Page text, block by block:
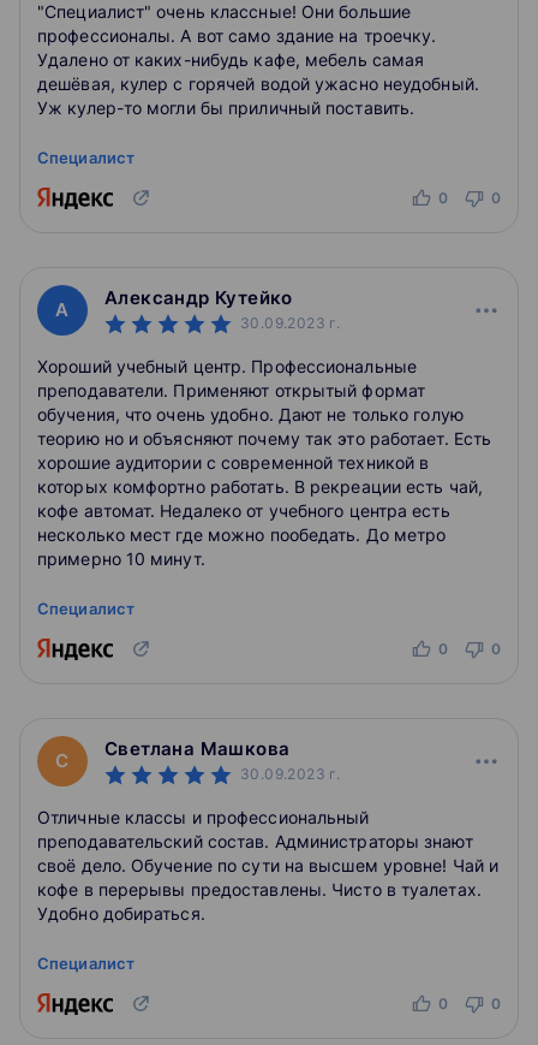
"Специалист" очень классные! Они большие
профессионалы. А вот само здание на троечку.
Удалено от каких-нибудь кафе, мебель самая
дешёвая, кулер с горячей водой ужасно неудобный.
Уж кулер-то могли бы приличный поставить.
Специалист
0 0
А
Александр Кутейко
30.09.2023 г.
Хороший учебный центр. Профессиональные
преподаватели. Применяют открытый формат
обучения, что очень удобно. Дают не только голую
теорию но и объясняют почему так это работает. Есть
хорошие аудитории с современной техникой в
которых комфортно работать. В рекреации есть чай,
кофе автомат. Недалеко от учебного центра есть
несколько мест где можно пообедать. До метро
примерно 10 минут.
Специалист
0 0
С
Светлана Машкова
30.09.2023 г.
Отличные классы и профессиональный
преподавательский состав. Администраторы знают
своë дело. Обучение по сути на высшем уровне! Чай и
кофе в перерывы предоставлены. Чисто в туалетах.
Удобно добираться.
Специалист
0 0